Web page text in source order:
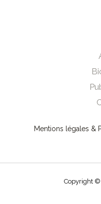
Mentions légales &
Copyright